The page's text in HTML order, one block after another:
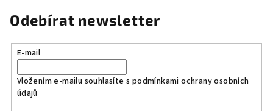
Odebírat newsletter
E-mail
Vložením e-mailu souhlasíte s podmínkami ochrany osobních
údajů